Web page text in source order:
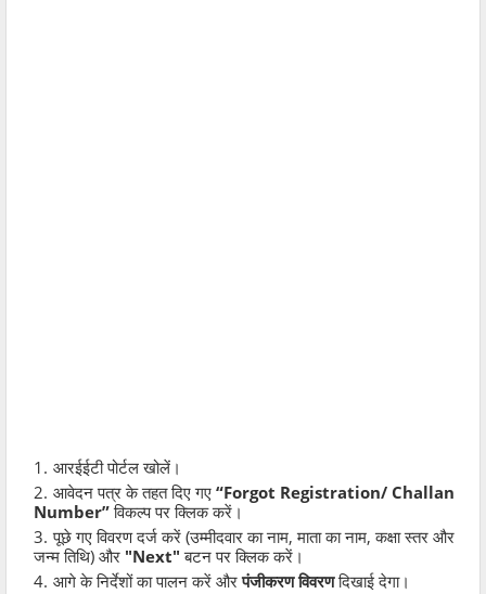
आरईईटी पोर्टल खोलें।
आवेदन पत्र के तहत दिए गए “Forgot Registration/ Challan
Number”विकल्प पर क्लिक करें।
पूछे गए विवरण दर्ज करें (उम्मीदवार का नाम, माता का नाम, कक्षा स्तर और
जन्म तिथि) और "Next" बटन पर क्लिक करें।
आगे के निर्देशों का पालन करें औरपंजीकरण विवरणदिखाई देगा।